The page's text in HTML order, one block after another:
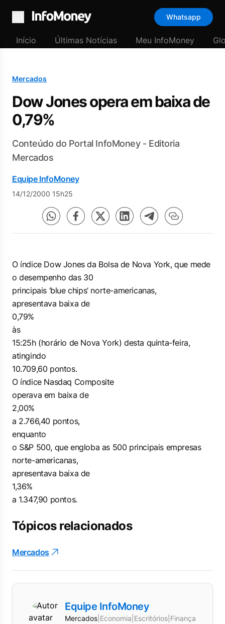
Menu
Whatsapp
Início Últimas Notícias Meu InfoMoney
Mercados
Dow Jones opera em baixa de
0,79%
Conteúdo do Portal InfoMoney - Editoria
Mercados
Equipe InfoMoney
14/12/2000 15h25
O índice Dow Jones da Bolsa de Nova York, que mede
o desempenho das 30
principais ‘blue chips’ norte-americanas,
apresentava baixa de
0,79%
às
15:25h (horário de Nova York) desta quinta-feira,
atingindo
10.709,60 pontos.
O índice Nasdaq Composite
operava em baixa de
2,00%
a 2.766,40 pontos,
enquanto
o S&P 500, que engloba as 500 principais empresas
norte-americanas,
apresentava baixa de
1,36%
a 1.347,90 pontos.
Tópicos relacionados
Mercados
Equipe InfoMoney
Mercados Economia Escritórios Finanças